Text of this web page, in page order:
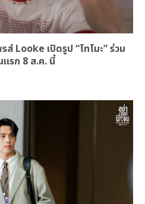
ส์ Looke เปิดรูป “โทโมะ” ร่วม
แรก 8 ส.ค. นี้